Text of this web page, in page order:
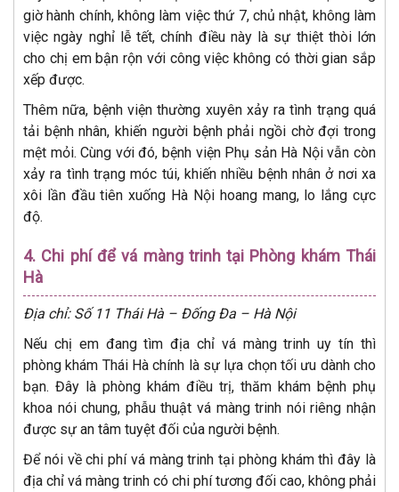
giờ hành chính, không làm việc thứ 7, chủ nhật, không làm
việc ngày nghỉ lễ tết, chính điều này là sự thiệt thòi lớn
cho chị em bận rộn với công việc không có thời gian sắp
xếp được.
Thêm nữa, bệnh viện thường xuyên xảy ra tình trạng quá
tải bệnh nhân, khiến người bệnh phải ngồi chờ đợi trong
mệt mỏi. Cùng với đó, bệnh viện Phụ sản Hà Nội vẫn còn
xảy ra tình trạng móc túi, khiến nhiều bệnh nhân ở nơi xa
xôi lần đầu tiên xuống Hà Nội hoang mang, lo lắng cực
độ.
4. Chi phí để vá màng trinh tại Phòng khám Thái
Hà
Địa chỉ: Số 11 Thái Hà – Đống Đa – Hà Nội
Nếu chị em đang tìm địa chỉ vá màng trinh uy tín thì
phòng khám Thái Hà chính là sự lựa chọn tối ưu dành cho
bạn. Đây là phòng khám điều trị, thăm khám bệnh phụ
khoa nói chung, phẫu thuật vá màng trinh nói riêng nhận
được sự an tâm tuyệt đối của người bệnh.
Để nói về chi phí vá màng trinh tại phòng khám thì đây là
địa chỉ vá màng trinh có chi phí tương đối cao, không phải